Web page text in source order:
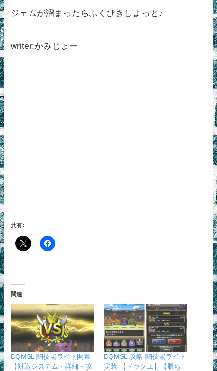
ジェムが溜まったらふくびきしよっと♪
writer:かみじょー
共有:
関連
DQMSL 闘技場ライト開幕
【対戦システム・詳細・攻
DQMSL 攻略-闘技場ライト
実装-【ドラクエ】【勝ち